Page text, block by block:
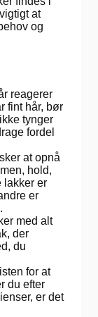
at
og
reagerer
fint hår, bør
tynger
fordel
at opnå
hold,
lakker er
er
med alt
der
du
for at
du efter
er det